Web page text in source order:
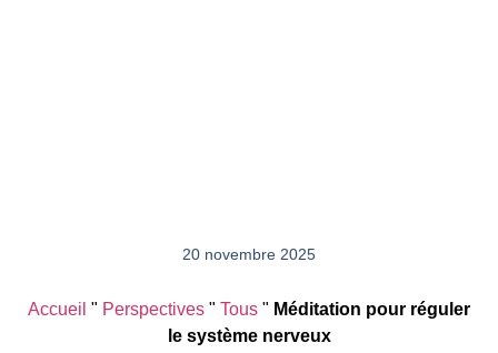
20 novembre 2025
Accueil " Perspectives " Tous " Méditation pour réguler
le système nerveux